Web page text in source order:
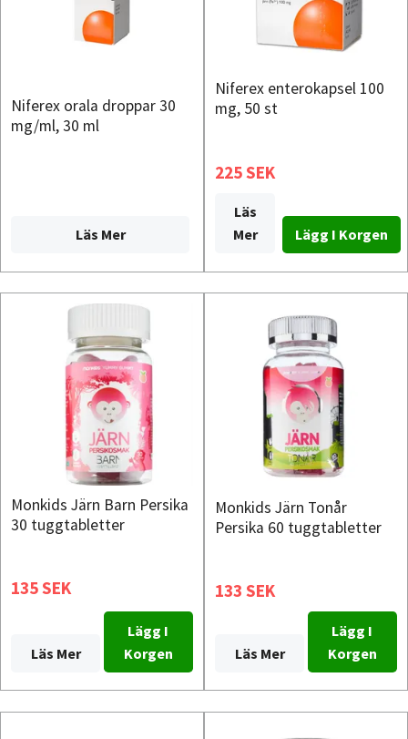
Niferex orala droppar 30
mg/ml, 30 ml
Läs Mer
Niferex enterokapsel 100
mg, 50 st
225 SEK
Läs
Mer
Monkids Järn Barn Persika
30 tuggtabletter
135 SEK
Läs Mer
Lägg I
Korgen
Monkids Järn Tonår
Persika 60 tuggtabletter
133 SEK
Läs Mer
Lägg I
Korgen